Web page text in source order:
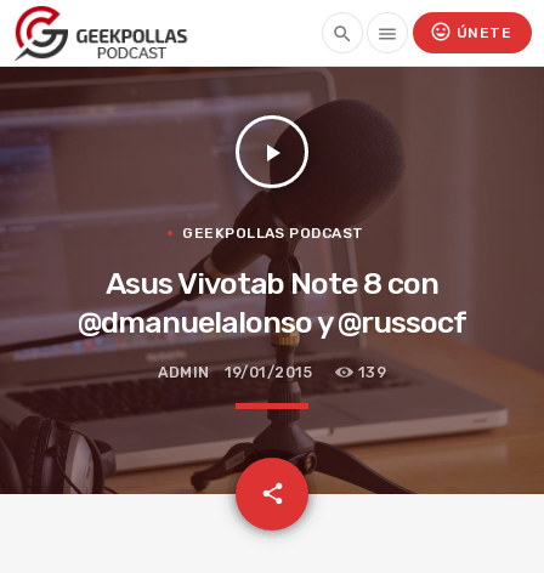
search menu mood ÚNETE
play_arrow
GEEKPOLLAS PODCAST
Asus Vivotab Note 8 con
@dmanuelalonso y @russocf
ADMIN 19/01/2015 139
share
email